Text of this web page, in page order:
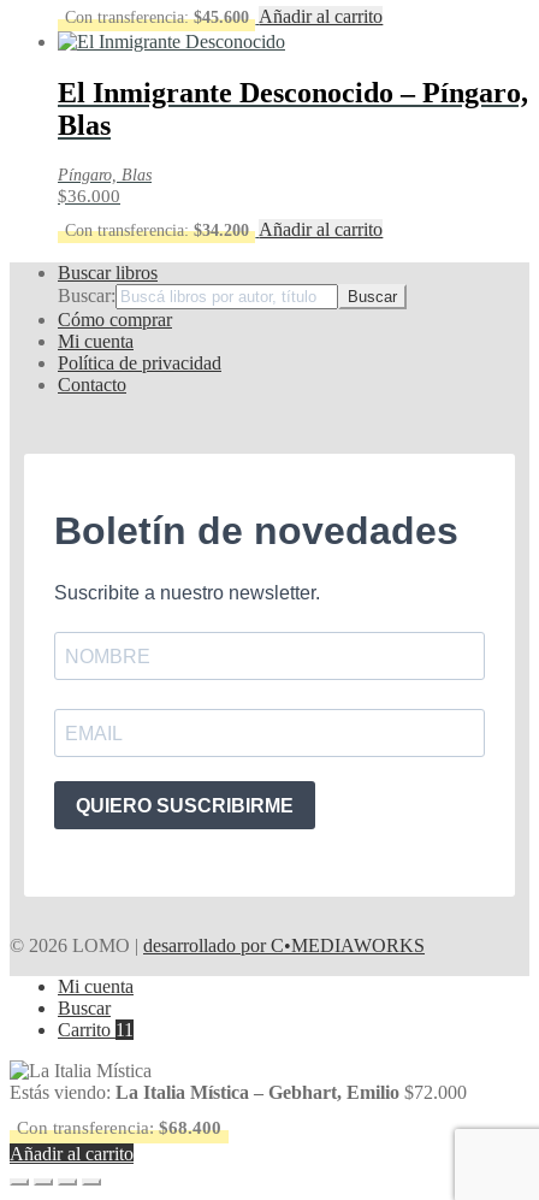
Con transferencia:$45.600 Añadir al carrito
El Inmigrante Desconocido – Píngaro,
Blas
Píngaro, Blas
$36.000
Con transferencia:$34.200 Añadir al carrito
Buscar libros
Buscar:
Cómo comprar
Mi cuenta
Política de privacidad
Contacto
Boletín de novedades
Suscribite a nuestro newsletter.
QUIERO SUSCRIBIRME
© 2026 LOMO | desarrollado por C•MEDIAWORKS
Mi cuenta
Buscar
Carrito 11
Estás viendo: La Italia Mística – Gebhart, Emilio $72.000
Con transferencia:$68.400
Añadir al carrito